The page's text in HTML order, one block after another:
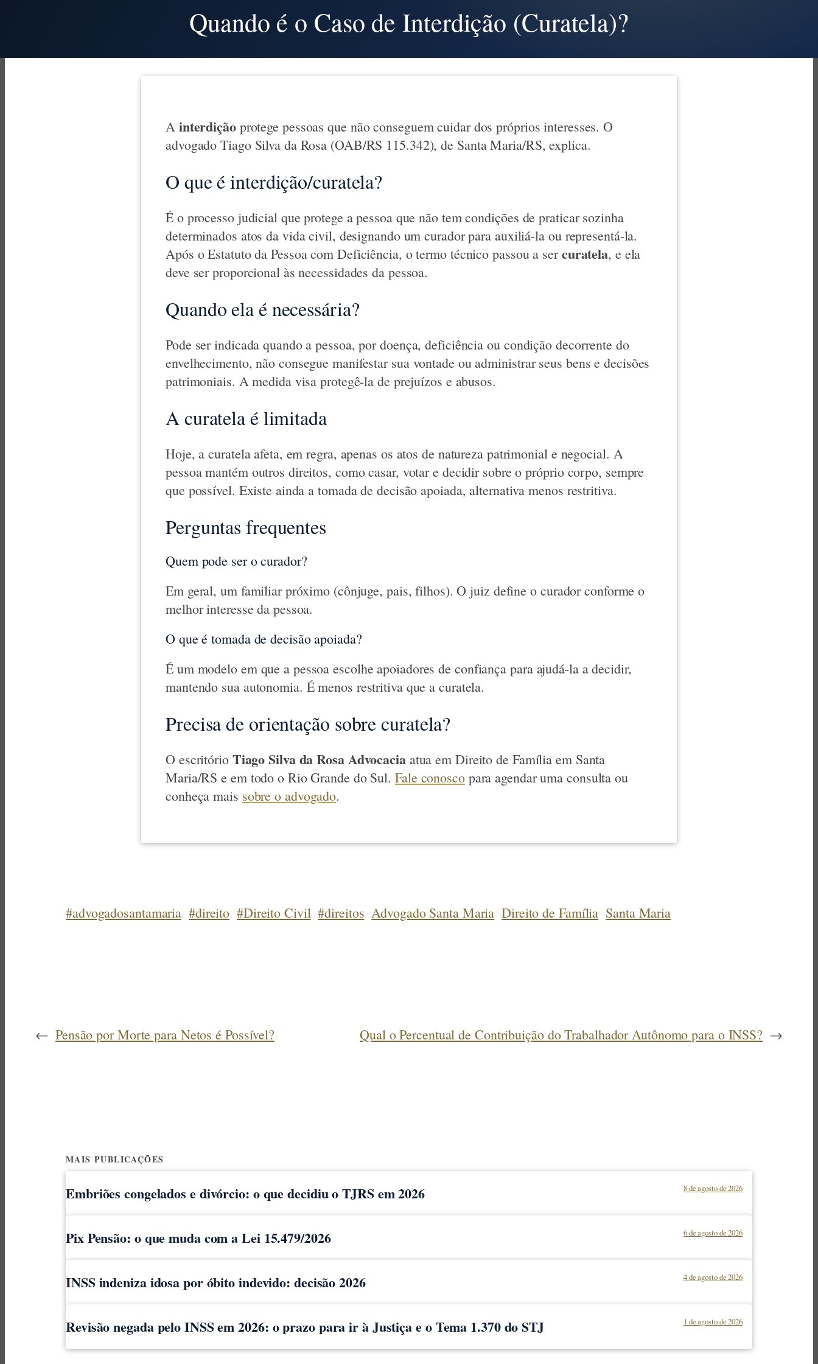
Quando é o Caso de Interdição (Curatela)?
A interdiçãoprotege pessoas que não conseguem cuidar dos próprios interesses. O
advogado Tiago Silva da Rosa (OAB/RS 115.342), de Santa Maria/RS, explica.
O que é interdição/curatela?
É o processo judicial que protege a pessoa que não tem condições de praticar sozinha
determinados atos da vida civil, designando um curador para auxiliá-la ou representá-la.
Após o Estatuto da Pessoa com Deficiência, o termo técnico passou a sercuratela, e ela
deve ser proporcional às necessidades da pessoa.
Quando ela é necessária?
Pode ser indicada quando a pessoa, por doença, deficiência ou condição decorrente do
envelhecimento, não consegue manifestar sua vontade ou administrar seus bens e decisões
patrimoniais. A medida visa protegê-la de prejuízos e abusos.
A curatela é limitada
Hoje, a curatela afeta, em regra, apenas os atos de natureza patrimonial e negocial. A
pessoa mantém outros direitos, como casar, votar e decidir sobre o próprio corpo, sempre
que possível. Existe ainda a tomada de decisão apoiada, alternativa menos restritiva.
Perguntas frequentes
Quem pode ser o curador?
Em geral, um familiar próximo (cônjuge, pais, filhos). O juiz define o curador conforme o
melhor interesse da pessoa.
O que é tomada de decisão apoiada?
É um modelo em que a pessoa escolhe apoiadores de confiança para ajudá-la a decidir,
mantendo sua autonomia. É menos restritiva que a curatela.
Precisa de orientação sobre curatela?
O escritório Tiago Silva da Rosa Advocaciaatua em Direito de Família em Santa
Maria/RS e em todo o Rio Grande do Sul. Fale conoscopara agendar uma consulta ou
conheça mais sobre o advogado.
#advogadosantamaria #direito #Direito Civil #direitos Advogado Santa Maria Direito de Família Santa Maria
← Pensão por Morte para Netos é Possível? Qual o Percentual de Contribuição do Trabalhador Autônomo para o INSS? →
MAIS PUBLICAÇÕES
Embriões congelados e divórcio: o que decidiu o TJRS em 2026 8 de agosto de 2026
Pix Pensão: o que muda com a Lei 15.479/2026 6 de agosto de 2026
INSS indeniza idosa por óbito indevido: decisão 2026 4 de agosto de 2026
Revisão negada pelo INSS em 2026: o prazo para ir à Justiça e o Tema 1.370 do STJ 1 de agosto de 2026